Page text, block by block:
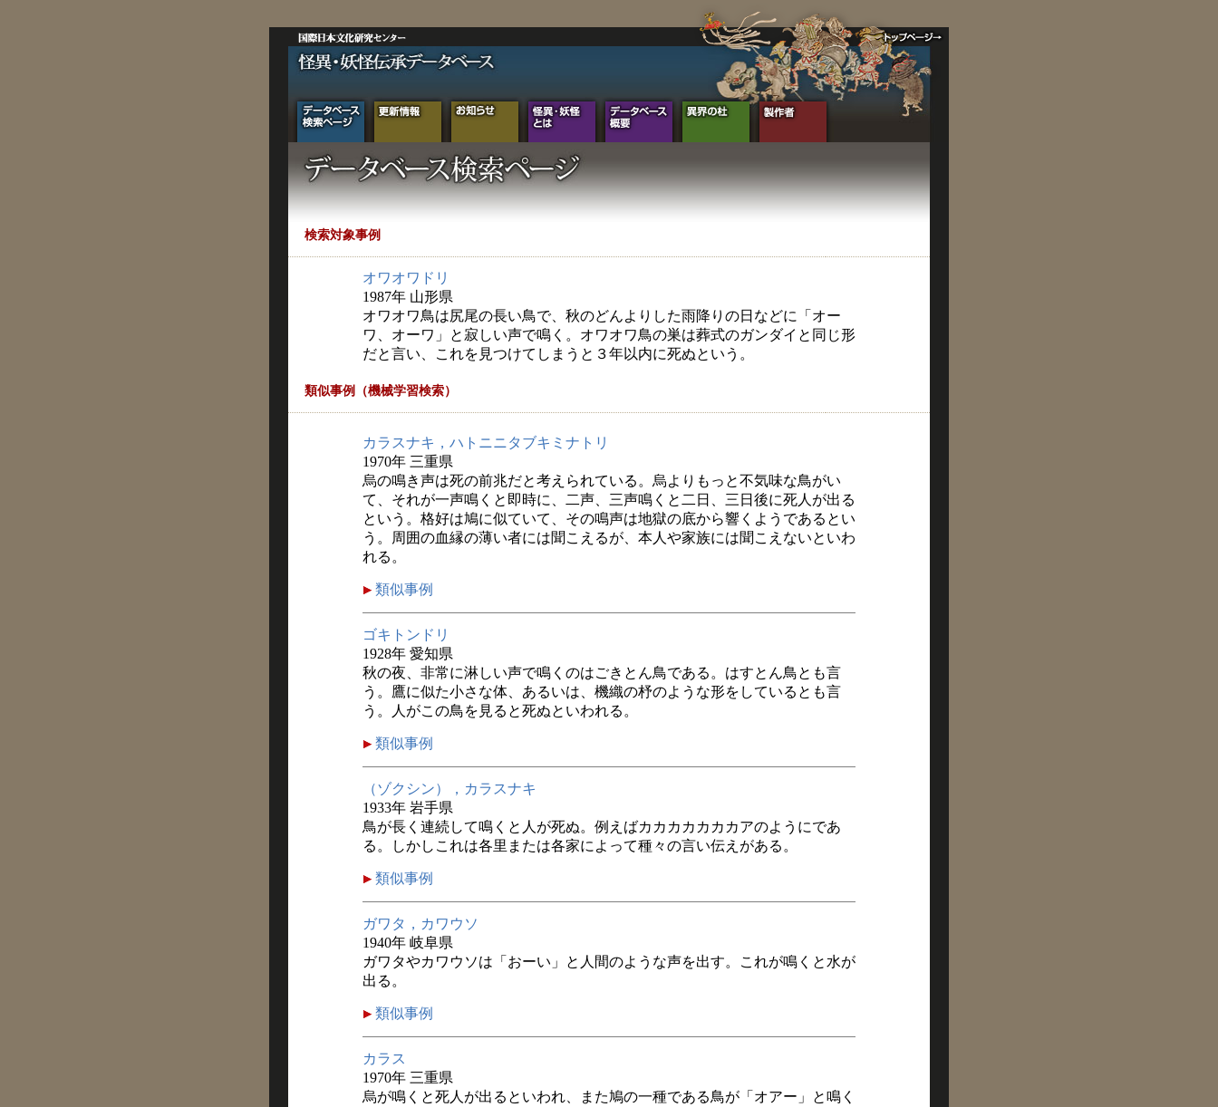
検索対象事例
オワオワドリ
1987年 山形県
オワオワ鳥は尻尾の長い鳥で、秋のどんよりした雨降りの日などに「オー
ワ、オーワ」と寂しい声で鳴く。オワオワ鳥の巣は葬式のガンダイと同じ形
だと言い、これを見つけてしまうと３年以内に死ぬという。
類似事例（機械学習検索）
カラスナキ，ハトニニタブキミナトリ
1970年 三重県
烏の鳴き声は死の前兆だと考えられている。烏よりもっと不気味な鳥がい
て、それが一声鳴くと即時に、二声、三声鳴くと二日、三日後に死人が出る
という。格好は鳩に似ていて、その鳴声は地獄の底から響くようであるとい
う。周囲の血縁の薄い者には聞こえるが、本人や家族には聞こえないといわ
れる。
類似事例
ゴキトンドリ
1928年 愛知県
秋の夜、非常に淋しい声で鳴くのはごきとん鳥である。はすとん鳥とも言
う。鷹に似た小さな体、あるいは、機織の杼のような形をしているとも言
う。人がこの鳥を見ると死ぬといわれる。
類似事例
（ゾクシン），カラスナキ
1933年 岩手県
鳥が長く連続して鳴くと人が死ぬ。例えばカカカカカカカアのようにであ
る。しかしこれは各里または各家によって種々の言い伝えがある。
類似事例
ガワタ，カワウソ
1940年 岐阜県
ガワタやカワウソは「おーい」と人間のような声を出す。これが鳴くと水が
出る。
類似事例
カラス
1970年 三重県
烏が鳴くと死人が出るといわれ、また鳩の一種である鳥が「オアー」と鳴く